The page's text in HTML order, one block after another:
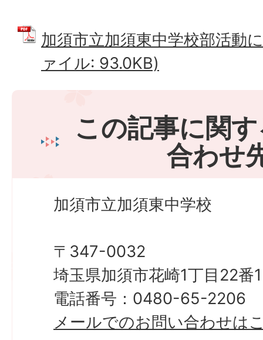
加須市立加須東中学校部活動
ァイル: 93.0KB)
この記事に関
合わせ
加須市立加須東中学校
〒347-0032
埼玉県加須市花崎1丁目22番1
電話番号：0480-65-2206
メールでのお問い合わせは